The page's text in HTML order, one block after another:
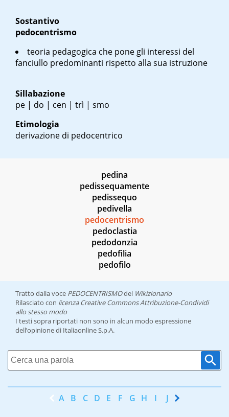
Sostantivo
pedocentrismo
teoria pedagogica che pone gli interessi del
fanciullo predominanti rispetto alla sua istruzione
Sillabazione
pe | do | cen | trì | smo
Etimologia
derivazione di pedocentrico
pedina
pedissequamente
pedissequo
pedivella
pedocentrismo
pedoclastia
pedodonzia
pedofilia
pedofilo
Tratto dalla voce PEDOCENTRISMOdel Wikizionario
Rilasciato con licenza Creative Commons Attribuzione-Condividi
allo stesso modo
I testi sopra riportati non sono in alcun modo espressione
dell’opinione di Italiaonline S.p.A.
A B C D E F G H I J K